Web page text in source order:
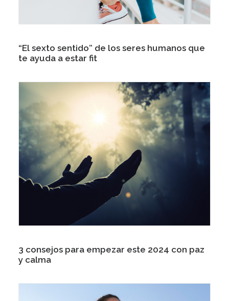
“El sexto sentido” de los seres humanos que
te ayuda a estar fit
3 consejos para empezar este 2024 con paz
y calma